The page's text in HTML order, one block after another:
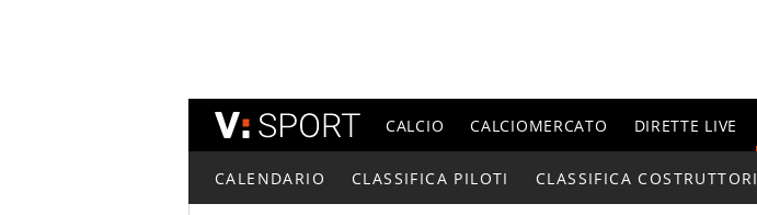
CALCIO CALCIOMERCATO DIRETTE LIVE
CALENDARIO CLASSIFICA PILOTI CLASSIFICA COSTRUTTORI